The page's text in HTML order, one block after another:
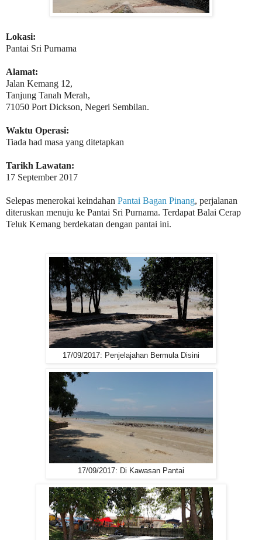
Lokasi:
Pantai Sri Purnama
Alamat:
Jalan Kemang 12,
Tanjung Tanah Merah,
71050 Port Dickson, Negeri Sembilan.
Waktu Operasi:
Tiada had masa yang ditetapkan
Tarikh Lawatan:
17 September 2017
Selepas menerokai keindahan Pantai Bagan Pinang, perjalanan
diteruskan menuju ke Pantai Sri Purnama. Terdapat Balai Cerap
Teluk Kemang berdekatan dengan pantai ini.
17/09/2017: Penjelajahan Bermula Disini
17/09/2017: Di Kawasan Pantai